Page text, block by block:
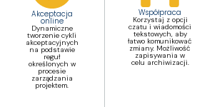
Akceptacja
online
Dynamiczne
tworzenie cykli
akceptacyjnych
na podstawie
reguł
określonych w
procesie
zarządzania
projektem.
Współpraca
Korzystaj z opcji
czatu i wiadomości
tekstowych, aby
łatwo komunikować
zmiany. Możliwość
zapisywania w
celu archiwizacji.